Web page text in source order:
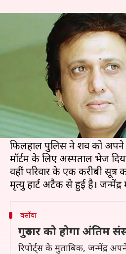
अपार्टमेंट में मिली
की लाश, शोक में
स्वाति पाण्डेय Jan 24, 2019 06:18
बॉलीवुड अभिनेता गोविंदा के
निधन हो गया है। गुरुवार को
स्थित फ्लैट पर संदिग्ध हालत में
फिलहाल पुलिस ने शव को
मॉर्टम के लिए अस्पताल भेज
वहीं परिवार के एक करीबी सूत्र
वर्सोवा
गुरुवार को होगा अंतिम
रिपोर्ट्स के मुताबिक, जन्मेंद्र